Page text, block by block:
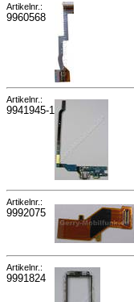
Artikelnr.:
9960568
Artikelnr.:
9941945-1
Artikelnr.:
9992075
Artikelnr.:
9991824